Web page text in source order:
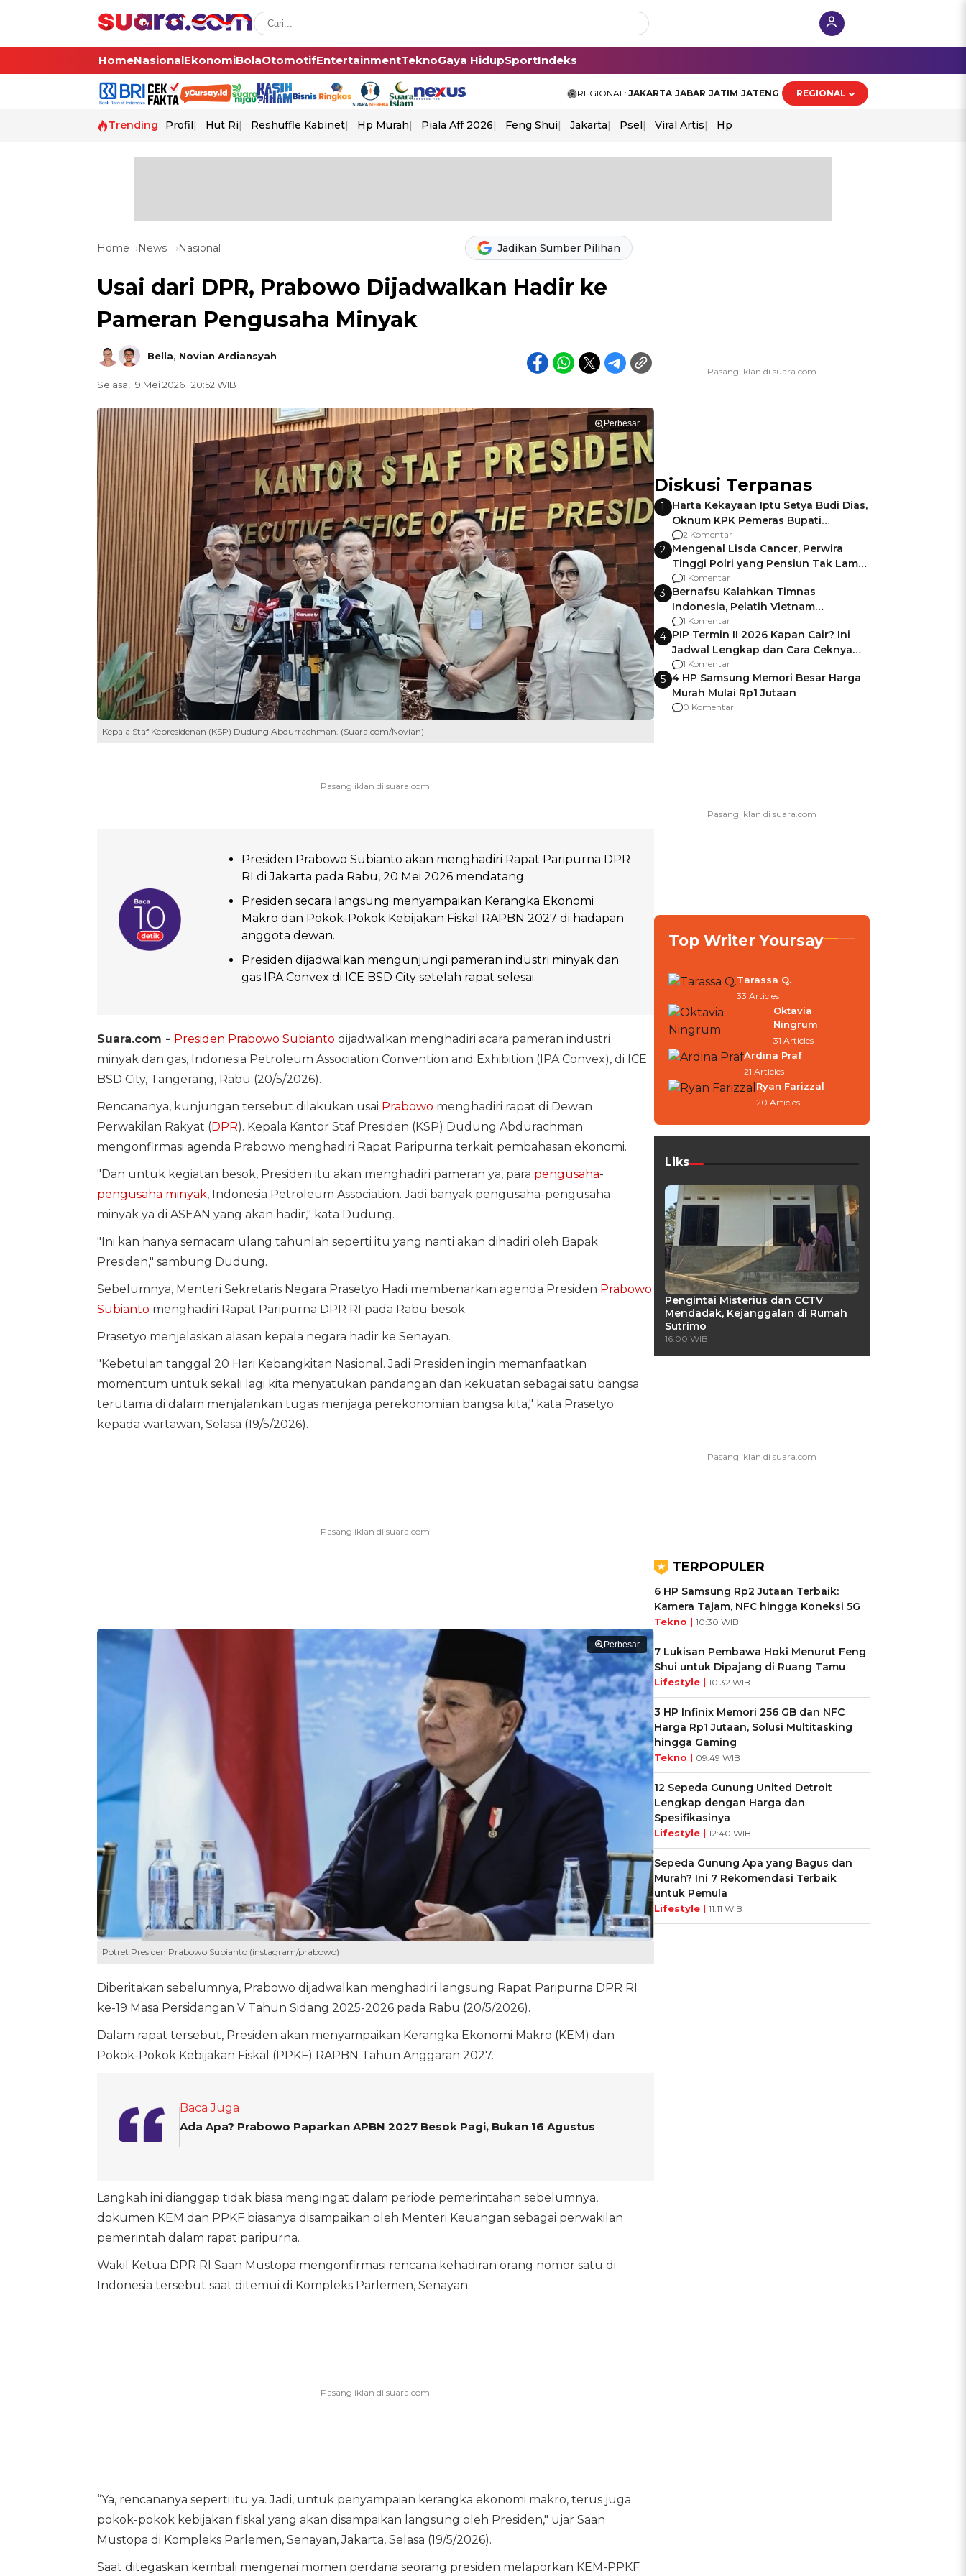
HomeNasionalEkonomiBolaOtomotifEntertainmentTeknoGaya HidupSportIndeks
REGIONAL: JAKARTA JABAR JATIM JATENG REGIONAL
Trending Profil Hut Ri Reshuffle Kabinet Hp Murah Piala Aff 2026 Feng Shui Jakarta Psel Viral Artis Hp
Home News Nasional Jadikan Sumber Pilihan
Usai dari DPR, Prabowo Dijadwalkan Hadir ke
Pameran Pengusaha Minyak
Bella, Novian Ardiansyah
Selasa, 19 Mei 2026 | 20:52 WIB
Perbesar
Kepala Staf Kepresidenan (KSP) Dudung Abdurrachman. (Suara.com/Novian)
Presiden Prabowo Subianto akan menghadiri Rapat Paripurna DPR
RI di Jakarta pada Rabu, 20 Mei 2026 mendatang.
Presiden secara langsung menyampaikan Kerangka Ekonomi
Makro dan Pokok-Pokok Kebijakan Fiskal RAPBN 2027 di hadapan
anggota dewan.
Presiden dijadwalkan mengunjungi pameran industri minyak dan
gas IPA Convex di ICE BSD City setelah rapat selesai.
Suara.com - Presiden Prabowo Subianto dijadwalkan menghadiri acara pameran industri
minyak dan gas, Indonesia Petroleum Association Convention and Exhibition (IPA Convex), di ICE
BSD City, Tangerang, Rabu (20/5/2026).
Rencananya, kunjungan tersebut dilakukan usai Prabowo menghadiri rapat di Dewan
Perwakilan Rakyat (DPR). Kepala Kantor Staf Presiden (KSP) Dudung Abdurachman
mengonfirmasi agenda Prabowo menghadiri Rapat Paripurna terkait pembahasan ekonomi.
"Dan untuk kegiatan besok, Presiden itu akan menghadiri pameran ya, para pengusaha-
pengusaha minyak, Indonesia Petroleum Association. Jadi banyak pengusaha-pengusaha
minyak ya di ASEAN yang akan hadir," kata Dudung.
"Ini kan hanya semacam ulang tahunlah seperti itu yang nanti akan dihadiri oleh Bapak
Presiden," sambung Dudung.
Sebelumnya, Menteri Sekretaris Negara Prasetyo Hadi membenarkan agenda Presiden Prabowo
Subianto menghadiri Rapat Paripurna DPR RI pada Rabu besok.
Prasetyo menjelaskan alasan kepala negara hadir ke Senayan.
"Kebetulan tanggal 20 Hari Kebangkitan Nasional. Jadi Presiden ingin memanfaatkan
momentum untuk sekali lagi kita menyatukan pandangan dan kekuatan sebagai satu bangsa
terutama di dalam menjalankan tugas menjaga perekonomian bangsa kita," kata Prasetyo
kepada wartawan, Selasa (19/5/2026).
Perbesar
Potret Presiden Prabowo Subianto (instagram/prabowo)
Diberitakan sebelumnya, Prabowo dijadwalkan menghadiri langsung Rapat Paripurna DPR RI
ke-19 Masa Persidangan V Tahun Sidang 2025-2026 pada Rabu (20/5/2026).
Dalam rapat tersebut, Presiden akan menyampaikan Kerangka Ekonomi Makro (KEM) dan
Pokok-Pokok Kebijakan Fiskal (PPKF) RAPBN Tahun Anggaran 2027.
Baca Juga
Ada Apa? Prabowo Paparkan APBN 2027 Besok Pagi, Bukan 16 Agustus
Langkah ini dianggap tidak biasa mengingat dalam periode pemerintahan sebelumnya,
dokumen KEM dan PPKF biasanya disampaikan oleh Menteri Keuangan sebagai perwakilan
pemerintah dalam rapat paripurna.
Wakil Ketua DPR RI Saan Mustopa mengonfirmasi rencana kehadiran orang nomor satu di
Indonesia tersebut saat ditemui di Kompleks Parlemen, Senayan.
“Ya, rencananya seperti itu ya. Jadi, untuk penyampaian kerangka ekonomi makro, terus juga
pokok-pokok kebijakan fiskal yang akan disampaikan langsung oleh Presiden," ujar Saan
Mustopa di Kompleks Parlemen, Senayan, Jakarta, Selasa (19/5/2026).
Saat ditegaskan kembali mengenai momen perdana seorang presiden melaporkan KEM-PPKF
Diskusi Terpanas
1
Harta Kekayaan Iptu Setya Budi Dias,
Oknum KPK Pemeras Bupati
Pemalang
2 Komentar
2 Mengenal Lisda Cancer, Perwira
Tinggi Polri yang Pensiun Tak Lama
Usai Jadi Brigjen
1 Komentar
3 Bernafsu Kalahkan Timnas
Indonesia, Pelatih Vietnam
Berencana Pakai Jimat di Pakansari
1 Komentar
4 PIP Termin II 2026 Kapan Cair? Ini
Jadwal Lengkap dan Cara Ceknya
agar Dana Tidak Hangus!
1 Komentar
5 4 HP Samsung Memori Besar Harga
Murah Mulai Rp1 Jutaan
0 Komentar
Top Writer Yoursay
Tarassa Q.
33 Articles
Oktavia
Ningrum
31 Articles
Ardina Praf
21 Articles
Ryan Farizzal
20 Articles
Liks
Pengintai Misterius dan CCTV
Mendadak, Kejanggalan di Rumah
Sutrimo
16:00 WIB
TERPOPULER
6 HP Samsung Rp2 Jutaan Terbaik:
Kamera Tajam, NFC hingga Koneksi 5G
Tekno | 10:30 WIB
7 Lukisan Pembawa Hoki Menurut Feng
Shui untuk Dipajang di Ruang Tamu
Lifestyle | 10:32 WIB
3 HP Infinix Memori 256 GB dan NFC
Harga Rp1 Jutaan, Solusi Multitasking
hingga Gaming
Tekno | 09:49 WIB
12 Sepeda Gunung United Detroit
Lengkap dengan Harga dan
Spesifikasinya
Lifestyle | 12:40 WIB
Sepeda Gunung Apa yang Bagus dan
Murah? Ini 7 Rekomendasi Terbaik
untuk Pemula
Lifestyle | 11:11 WIB